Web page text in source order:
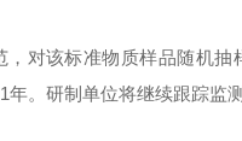
对该标准物质样品随机
1年。研制单位将继续跟踪监